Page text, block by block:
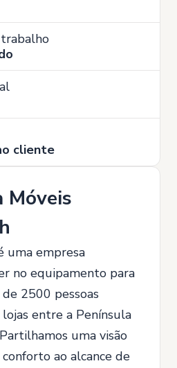
cliente
Móveis
uma empresa
no equipamento para
2500 pessoas
entre a Península
uma visão
ao alcance de